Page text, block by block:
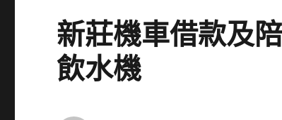
新莊機車借款及
飲水機